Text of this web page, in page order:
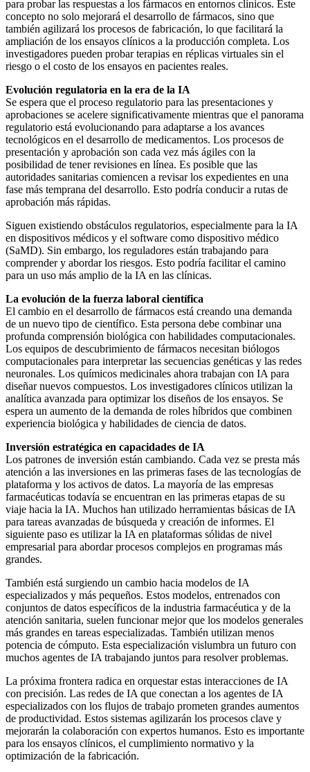
para probar las respuestas a los fármacos en entornos clínicos. Este
concepto no solo mejorará el desarrollo de fármacos, sino que
también agilizará los procesos de fabricación, lo que facilitará la
ampliación de los ensayos clínicos a la producción completa. Los
investigadores pueden probar terapias en réplicas virtuales sin el
riesgo o el costo de los ensayos en pacientes reales.
Evolución regulatoria en la era de la IA
Se espera que el proceso regulatorio para las presentaciones y
aprobaciones se acelere significativamente mientras que el panorama
regulatorio está evolucionando para adaptarse a los avances
tecnológicos en el desarrollo de medicamentos. Los procesos de
presentación y aprobación son cada vez más ágiles con la
posibilidad de tener revisiones en línea. Es posible que las
autoridades sanitarias comiencen a revisar los expedientes en una
fase más temprana del desarrollo. Esto podría conducir a rutas de
aprobación más rápidas.
Siguen existiendo obstáculos regulatorios, especialmente para la IA
en dispositivos médicos y el software como dispositivo médico
(SaMD). Sin embargo, los reguladores están trabajando para
comprender y abordar los riesgos. Esto podría facilitar el camino
para un uso más amplio de la IA en las clínicas.
La evolución de la fuerza laboral científica
El cambio en el desarrollo de fármacos está creando una demanda
de un nuevo tipo de científico. Esta persona debe combinar una
profunda comprensión biológica con habilidades computacionales.
Los equipos de descubrimiento de fármacos necesitan biólogos
computacionales para interpretar las secuencias genéticas y las redes
neuronales. Los químicos medicinales ahora trabajan con IA para
diseñar nuevos compuestos. Los investigadores clínicos utilizan la
analítica avanzada para optimizar los diseños de los ensayos. Se
espera un aumento de la demanda de roles híbridos que combinen
experiencia biológica y habilidades de ciencia de datos.
Inversión estratégica en capacidades de IA
Los patrones de inversión están cambiando. Cada vez se presta más
atención a las inversiones en las primeras fases de las tecnologías de
plataforma y los activos de datos. La mayoría de las empresas
farmacéuticas todavía se encuentran en las primeras etapas de su
viaje hacia la IA. Muchos han utilizado herramientas básicas de IA
para tareas avanzadas de búsqueda y creación de informes. El
siguiente paso es utilizar la IA en plataformas sólidas de nivel
empresarial para abordar procesos complejos en programas más
grandes.
También está surgiendo un cambio hacia modelos de IA
especializados y más pequeños. Estos modelos, entrenados con
conjuntos de datos específicos de la industria farmacéutica y de la
atención sanitaria, suelen funcionar mejor que los modelos generales
más grandes en tareas especializadas. También utilizan menos
potencia de cómputo. Esta especialización vislumbra un futuro con
muchos agentes de IA trabajando juntos para resolver problemas.
La próxima frontera radica en orquestar estas interacciones de IA
con precisión. Las redes de IA que conectan a los agentes de IA
especializados con los flujos de trabajo prometen grandes aumentos
de productividad. Estos sistemas agilizarán los procesos clave y
mejorarán la colaboración con expertos humanos. Esto es importante
para los ensayos clínicos, el cumplimiento normativo y la
optimización de la fabricación.